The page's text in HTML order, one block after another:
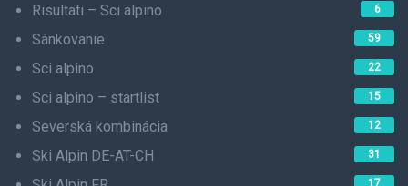
Risultati – Sci alpino 6
Sánkovanie 59
Sci alpino 22
Sci alpino – startlist 15
Severská kombinácia 12
Ski Alpin DE-AT-CH 31
17